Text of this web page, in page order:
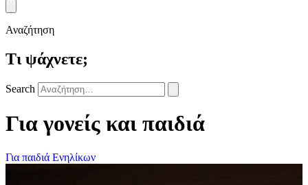
Αναζήτηση
Τι ψάχνετε;
Search
Για γονείς και παιδιά
Για παιδιά Ενηλίκων